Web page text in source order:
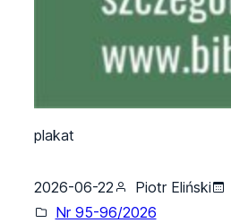
plakat
2026-06-22 Piotr Eliński
Nr 95-96/2026